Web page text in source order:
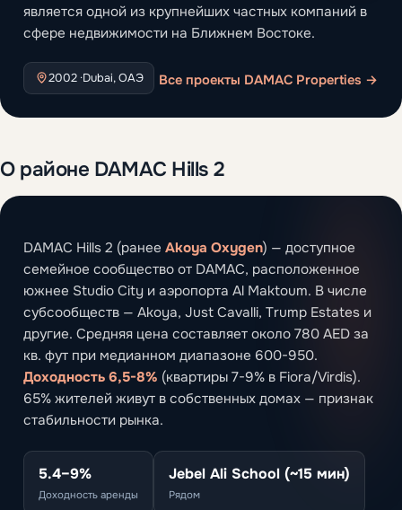
является одной из крупнейших частных компаний в
сфере недвижимости на Ближнем Востоке.
2002 ·Dubai, ОАЭ Все проекты DAMAC Properties →
О районе DAMAC Hills 2
DAMAC Hills 2 (ранее Akoya Oxygen) — доступное
семейное сообщество от DAMAC, расположенное
южнее Studio City и аэропорта Al Maktoum. В числе
субсообществ — Akoya, Just Cavalli, Trump Estates и
другие. Средняя цена составляет около 780 AED за
кв. фут при медианном диапазоне 600-950.
Доходность 6,5-8% (квартиры 7-9% в Fiora/Virdis).
65% жителей живут в собственных домах — признак
стабильности рынка.
5.4–9%
Доходность аренды
Jebel Ali School (~15 мин)
Рядом